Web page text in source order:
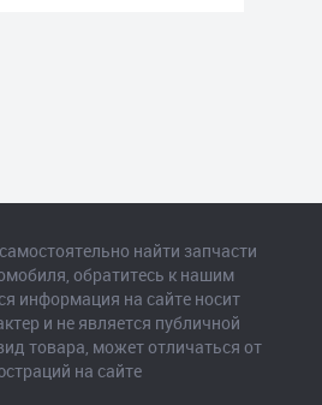
найти запчасти
обратитесь к нашим
информация на сайте носит
и не является публичной
товара, может отличаться от
на сайте